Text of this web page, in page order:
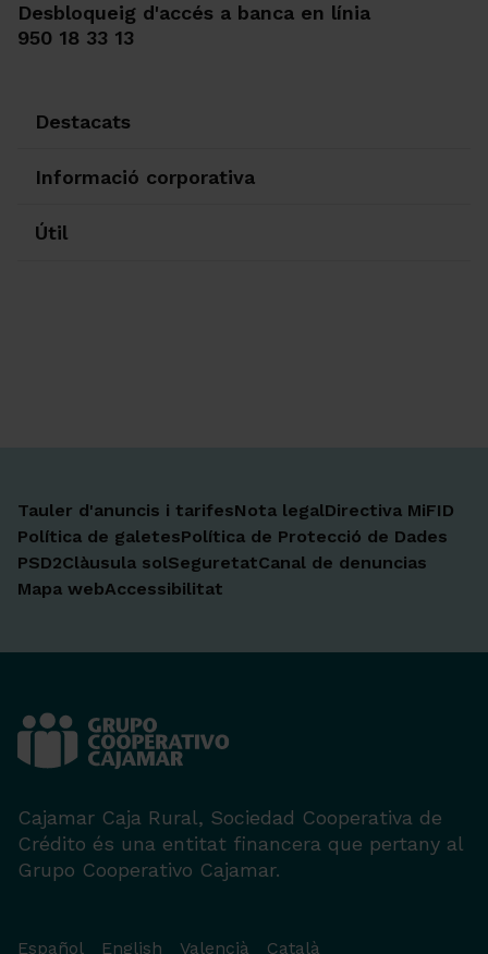
Desbloqueig d'accés a banca en línia
950 18 33 13
Destacats
Informació corporativa
Útil
Tauler d'anuncis i tarifesNota legalDirectiva MiFID
Política de galetesPolítica de Protecció de Dades
PSD2Clàusula solSeguretatCanal de denuncias
Mapa webAccessibilitat
Cajamar Caja Rural, Sociedad Cooperativa de
Crédito és una entitat financera que pertany al
Grupo Cooperativo Cajamar.
Español English Valencià Català